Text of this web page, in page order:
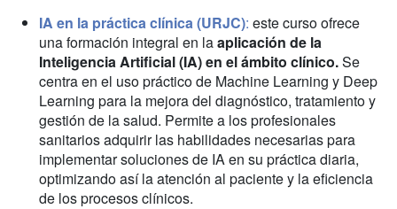
IA en la práctica clínica (URJC): este curso ofrece
una formación integral en laaplicación de la
Inteligencia Artificial (IA) en el ámbito clínico.Se
centra en el uso práctico de Machine Learning y Deep
Learning para la mejora del diagnóstico, tratamiento y
gestión de la salud. Permite a los profesionales
sanitarios adquirir las habilidades necesarias para
implementar soluciones de IA en su práctica diaria,
optimizando así la atención al paciente y la eficiencia
de los procesos clínicos.